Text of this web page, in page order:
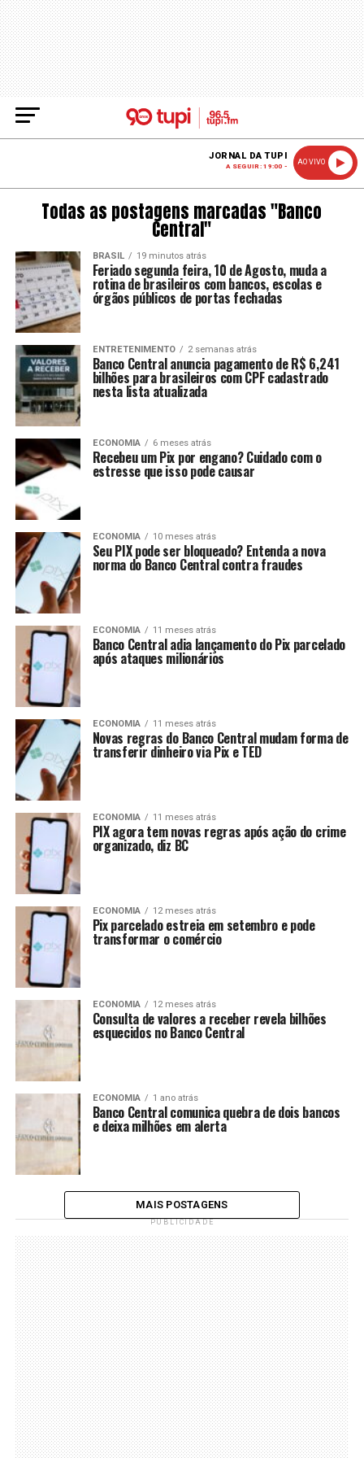
JORNAL DA TUPI
A SEGUIR: 19:00 -
AO VIVO
Todas as postagens marcadas "Banco
Central"
BRASIL 19 minutos atrás
Feriado segunda feira, 10 de Agosto, muda a
rotina de brasileiros com bancos, escolas e
órgãos públicos de portas fechadas
ENTRETENIMENTO 2 semanas atrás
Banco Central anuncia pagamento de R$ 6,241
bilhões para brasileiros com CPF cadastrado
nesta lista atualizada
ECONOMIA 6 meses atrás
Recebeu um Pix por engano? Cuidado com o
estresse que isso pode causar
ECONOMIA 10 meses atrás
Seu PIX pode ser bloqueado? Entenda a nova
norma do Banco Central contra fraudes
ECONOMIA 11 meses atrás
Banco Central adia lançamento do Pix parcelado
após ataques milionários
ECONOMIA 11 meses atrás
Novas regras do Banco Central mudam forma de
transferir dinheiro via Pix e TED
ECONOMIA 11 meses atrás
PIX agora tem novas regras após ação do crime
organizado, diz BC
ECONOMIA 12 meses atrás
Pix parcelado estreia em setembro e pode
transformar o comércio
ECONOMIA 12 meses atrás
Consulta de valores a receber revela bilhões
esquecidos no Banco Central
ECONOMIA 1 ano atrás
Banco Central comunica quebra de dois bancos
e deixa milhões em alerta
MAIS POSTAGENS
PUBLICIDADE